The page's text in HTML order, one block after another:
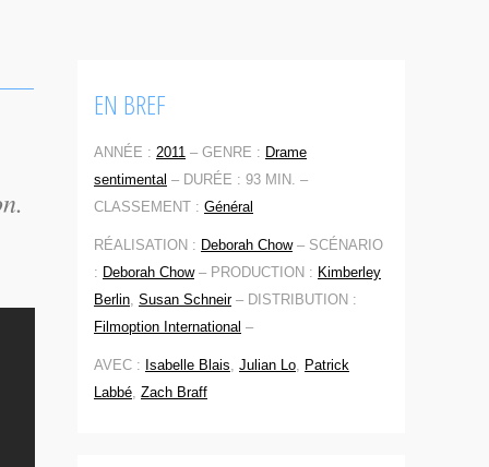
EN BREF
ANNÉE : 2011 – GENRE : Drame
sentimental – DURÉE : 93 MIN. –
CLASSEMENT : Général
RÉALISATION : Deborah Chow– SCÉNARIO
: Deborah Chow– PRODUCTION : Kimberley
Berlin, Susan Schneir– DISTRIBUTION :
Filmoption International –
AVEC : Isabelle Blais, Julian Lo, Patrick
Labbé, Zach Braff